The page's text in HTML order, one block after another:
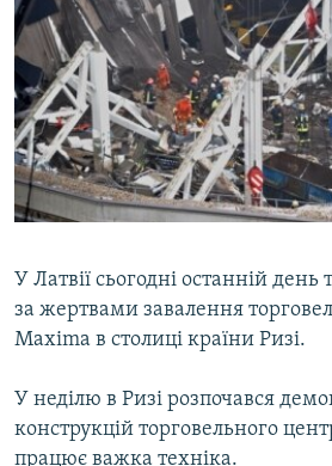
ВСЕ ЗА ДЕНЬ
СПЕЦПРОЕКТИ
ДЕПОРТАЦІЯ
ВІДЕОУРОКИ «ELIFBE»
СВІДЧЕННЯ ОКУПАЦІЇ
ЯК ОБІЙТИ БЛОКУВАННЯ
Русский
Qırımtatar
Усі сайти RFE/RL
У Латвії сьогодні останній
за жертвами завалення
Maxima в столиці країни Ризі.
У неділю в Ризі розпочався
конструкцій торговельного
працює важка техніка.